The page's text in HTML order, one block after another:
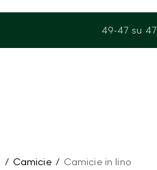
49-47 su 47
/ Camicie / Camicie in lino